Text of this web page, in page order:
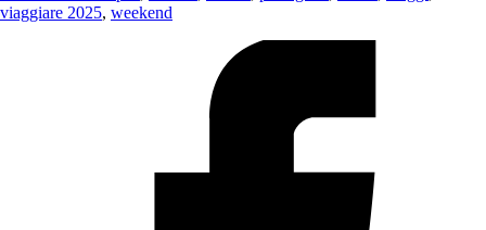
A/R
viaggiare 2025, weekend